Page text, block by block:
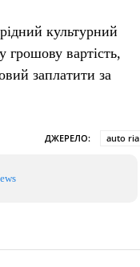
культурний
грошову вартість,
заплатити за
ДЖЕРЕЛО: auto ria